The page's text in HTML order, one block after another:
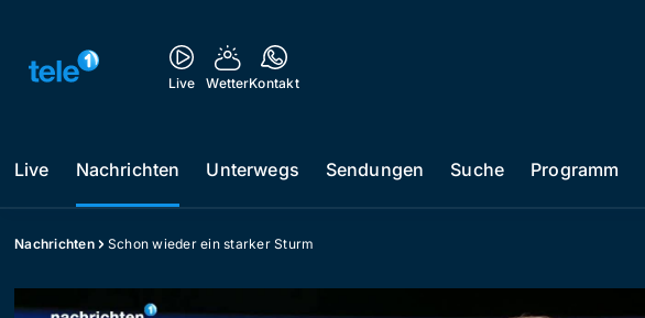
Live WetterKontakt
Live Nachrichten Unterwegs Sendungen Suche Programm
Nachrichten Schon wieder ein starker Sturm